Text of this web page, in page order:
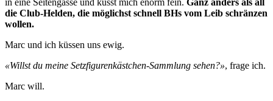
in eine Seitengasse und küsst mich enorm fein. Ganz anders als all
die Club-Helden, die möglichst schnell BHs vom Leib schränzen
wollen.
Marc und ich küssen uns ewig.
«Willst du meine Setzfigurenkästchen-Sammlung sehen?», frage ich.
Marc will.